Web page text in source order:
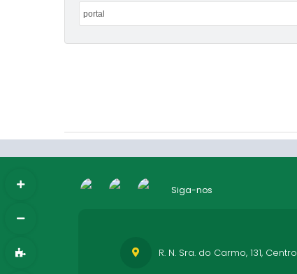
Siga-nos
R. N. Sra. do Carmo, 131, Centro